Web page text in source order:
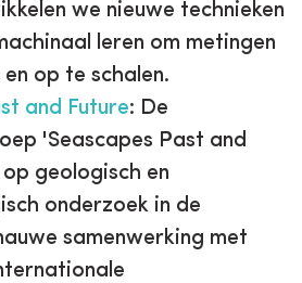
we nieuwe technieken
leren om metingen
op te schalen.
and Future: De
'Seascapes Past and
geologisch en
onderzoek in de
samenwerking met